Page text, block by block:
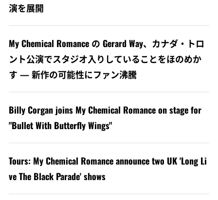
演を展開
My Chemical Romance の Gerard Way、カナダ・トロ
ント公演でスタジオ入りしていることをほのめか
す — 新作の可能性にファン沸騰
Billy Corgan joins My Chemical Romance on stage for
"Bullet With Butterfly Wings"
Tours: My Chemical Romance announce two UK 'Long Li
ve The Black Parade' shows